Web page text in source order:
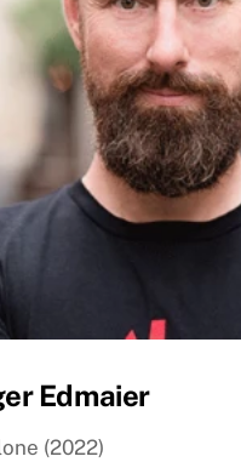
Edmaier
(2022)